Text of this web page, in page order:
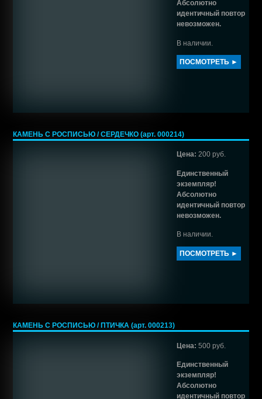
Абсолютно
идентичный повтор
невозможен.
В наличии.
ПОСМОТРЕТЬ ►
КАМЕНЬ С РОСПИСЬЮ / СЕРДЕЧКО (арт. 000214)
Цена: 200 руб.
Единственный
экземпляр!
Абсолютно
идентичный повтор
невозможен.
В наличии.
ПОСМОТРЕТЬ ►
КАМЕНЬ С РОСПИСЬЮ / ПТИЧКА (арт. 000213)
Цена: 500 руб.
Единственный
экземпляр!
Абсолютно
идентичный повтор